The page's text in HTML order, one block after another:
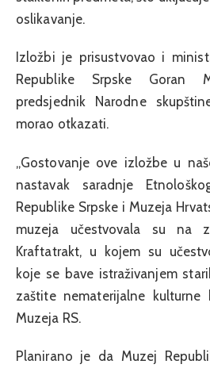
oslikavanje.
Izložbi je prisustvovao i
Republike Srpske Goran
predsjednik Narodne
morao otkazati.
„Gostovanje ove izložbe u
nastavak saradnje
Republike Srpske i Muzeja
muzeja učestvovala su na
Kraftatrakt, u kojem su
koje se bave istraživanjem
zaštite nematerijalne kulturne
Muzeja RS.
Planirano je da Muzej